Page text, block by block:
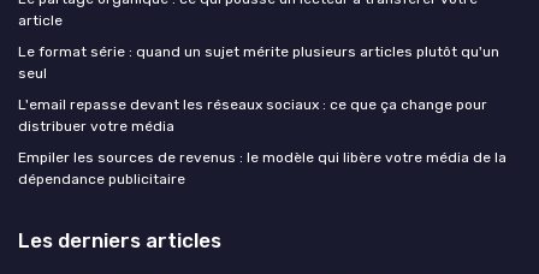
article
Le format série : quand un sujet mérite plusieurs articles plutôt qu'un
seul
L'email repasse devant les réseaux sociaux : ce que ça change pour
distribuer votre média
Empiler les sources de revenus : le modèle qui libère votre média de la
dépendance publicitaire
Les derniers articles